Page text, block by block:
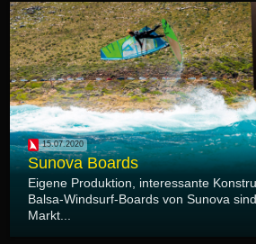
15.07.2020
Sunova Boards
Eigene Produktion, interessante
Balsa-Windsurf-Boards von Sunova
Markt...